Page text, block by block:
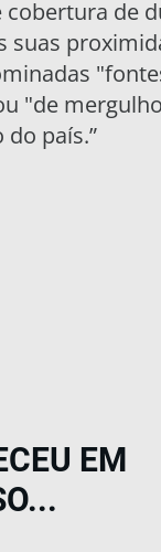
cobertura de
suas
"de
do país.”
EM